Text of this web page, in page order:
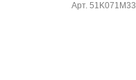
Арт. 51K071M33